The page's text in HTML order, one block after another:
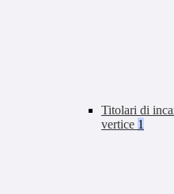
Titolari di
vertice 1